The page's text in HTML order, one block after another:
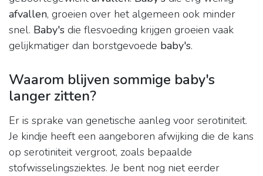
afvallen, groeien over het algemeen ook minder
snel. Baby's die flesvoeding krijgen groeien vaak
gelijkmatiger dan borstgevoede baby's.
Waarom blijven sommige baby's
langer zitten?
Er is sprake van genetische aanleg voor serotiniteit.
Je kindje heeft een aangeboren afwijking die de kans
op serotiniteit vergroot, zoals bepaalde
stofwisselingsziektes. Je bent nog niet eerder